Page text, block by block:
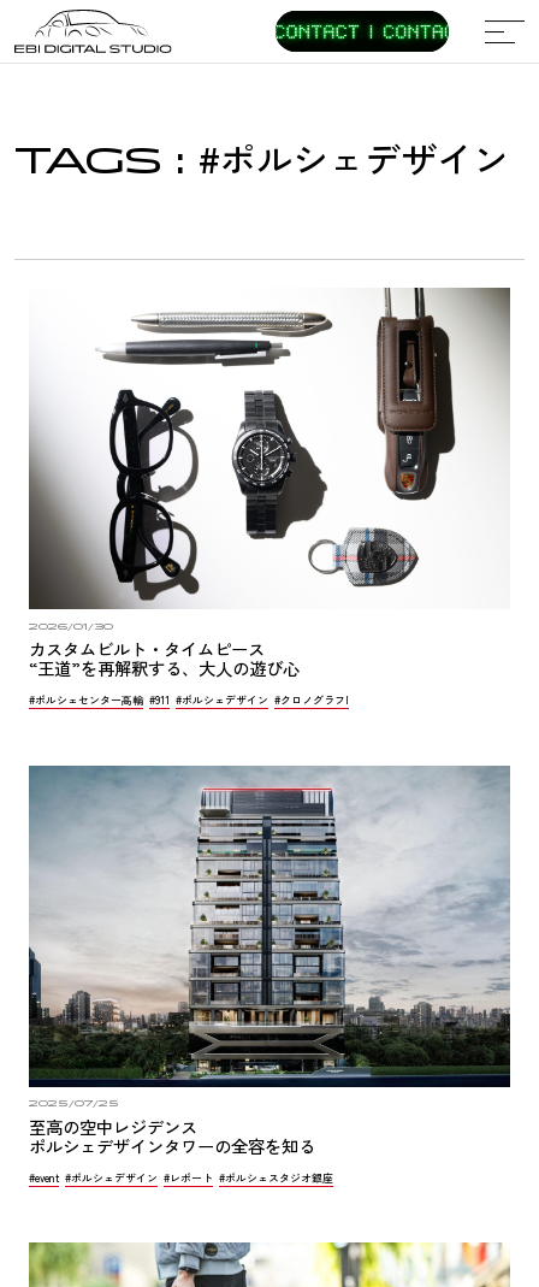
CONTENTS
LOVE PORSCHE
SPECIAL EXPERIENCE
NEWS
EBI GROUP
TEAM EBI DIGITAL STUDIO
公式ラインはこちら
© 2025 EBI Marketing Co., Ltd. EBI GROUP 認定中古車在庫
TAGS : #ポルシェデザイン
2026/01/30
カスタムビルト・タイムピース
“王道”を再解釈する、大人の遊び心
#ポルシェセンター高輪 #911 #ポルシェデザイン #クロノグラフI
2025/07/25
至高の空中レジデンス
ポルシェデザインタワーの全容を知る
#event #ポルシェデザイン #レポート #ポルシェスタジオ銀座